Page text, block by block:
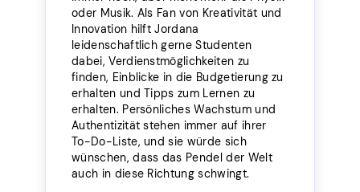
oder Musik. Als Fan von Kreativität und
Innovation hilft Jordana
leidenschaftlich gerne Studenten
dabei, Verdienstmöglichkeiten zu
finden, Einblicke in die Budgetierung zu
erhalten und Tipps zum Lernen zu
erhalten. Persönliches Wachstum und
Authentizität stehen immer auf ihrer
To-Do-Liste, und sie würde sich
wünschen, dass das Pendel der Welt
auch in diese Richtung schwingt.